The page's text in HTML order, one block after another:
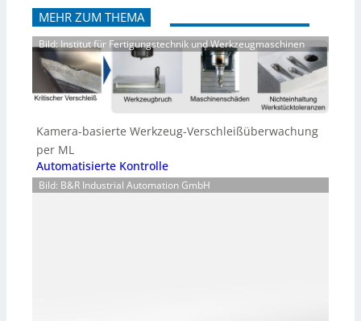
MEHR ZUM THEMA
Bild: Institut für Fertigungstechnik und Werkzeugmaschinen
Kamera-basierte Werkzeug-Verschleißüberwachung
per ML
Automatisierte Kontrolle
Bild: B&R Industrial Automation GmbH